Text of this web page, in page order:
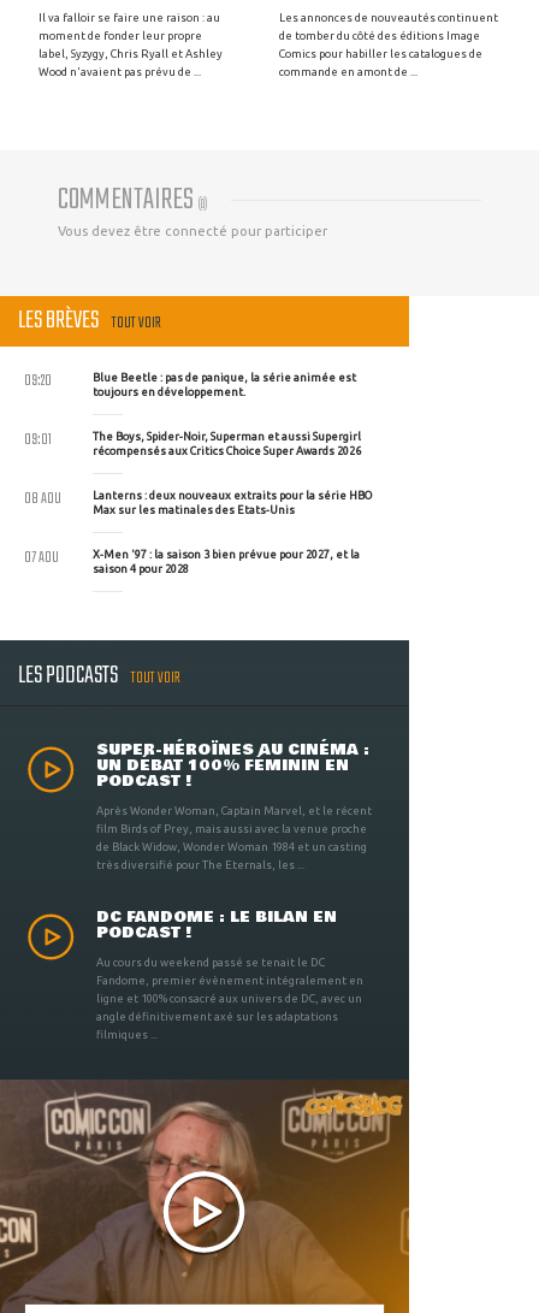
Il va falloir se faire une raison : au
moment de fonder leur propre
label, Syzygy, Chris Ryall et Ashley
Wood n'avaient pas prévu de ...
Les annonces de nouveautés continuent
de tomber du côté des éditions Image
Comics pour habiller les catalogues de
commande en amont de ...
COMMENTAIRES (0)
Vous devez être connecté pour participer
LES BRÈVES TOUT VOIR
Blue Beetle : pas de panique, la série animée est
toujours en développement.
09:20
The Boys, Spider-Noir, Superman et aussi Supergirl
récompensés aux Critics Choice Super Awards 2026
09:01
Lanterns : deux nouveaux extraits pour la série HBO
Max sur les matinales des Etats-Unis
08 AOU
X-Men '97 : la saison 3 bien prévue pour 2027, et la
saison 4 pour 2028
07 AOU
LES PODCASTS TOUT VOIR
SUPER-HÉROÏNES AU CINÉMA :
UN DÉBAT 100% FÉMININ EN
PODCAST !
Après Wonder Woman, Captain Marvel, et le récent
film Birds of Prey, mais aussi avec la venue proche
de Black Widow, Wonder Woman 1984 et un casting
très diversifié pour The Eternals, les ...
DC FANDOME : LE BILAN EN
PODCAST !
Au cours du weekend passé se tenait le DC
Fandome, premier évènement intégralement en
ligne et 100% consacré aux univers de DC, avec un
angle définitivement axé sur les adaptations
filmiques ...